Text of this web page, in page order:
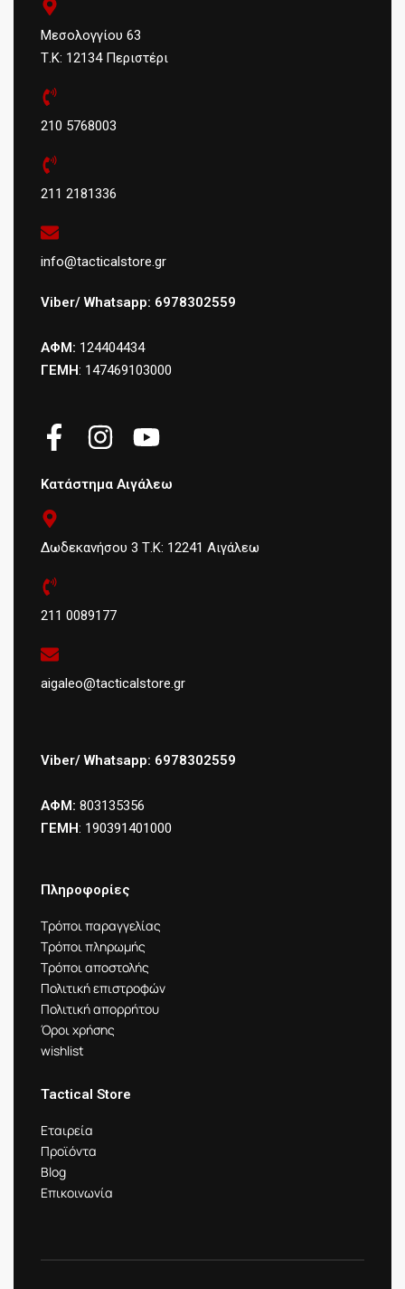
Μεσολογγίου 63
Τ.Κ: 12134 Περιστέρι
210 5768003
211 2181336
info@tacticalstore.gr
Viber/ Whatsapp: 6978302559
ΑΦΜ: 124404434
ΓΕΜΗ: 147469103000
Κατάστημα Αιγάλεω
Δωδεκανήσου 3 Τ.Κ: 12241 Αιγάλεω
211 0089177
aigaleo@tacticalstore.gr
Viber/ Whatsapp: 6978302559
ΑΦΜ: 803135356
ΓΕΜΗ: 190391401000
Πληροφορίες
Τρόποι παραγγελίας
Τρόποι πληρωμής
Τρόποι αποστολής
Πολιτική επιστροφών
Πολιτική απορρήτου
Όροι χρήσης
wishlist
Tactical Store
Εταιρεία
Προϊόντα
Blog
Επικοινωνία